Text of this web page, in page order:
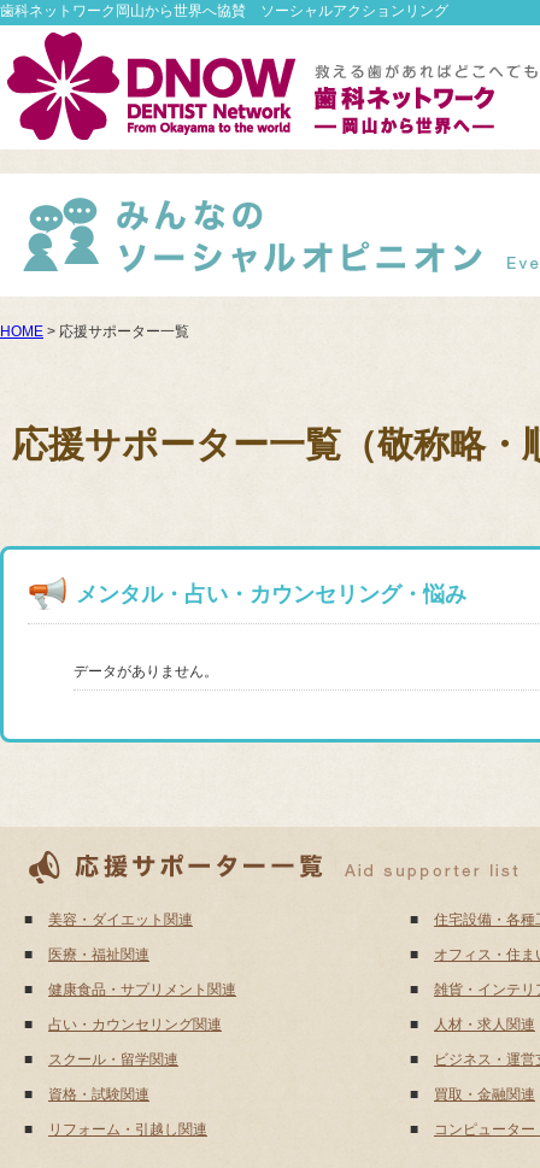
歯科ネットワーク岡山から世界へ協賛 ソーシャルアクションリング
HOME > 応援サポーター一覧
応援サポーター一覧（敬称略・
メンタル・占い・カウンセリング・悩み
データがありません。
美容・ダイエット関連
■
医療・福祉関連
■
健康食品・サプリメント関連
■
占い・カウンセリング関連
■
スクール・留学関連
■
資格・試験関連
■
リフォーム・引越し関連
■
住宅設備・各種
■
オフィス・住ま
■
雑貨・インテリ
■
人材・求人関連
■
ビジネス・運営
■
買取・金融関連
■
コンピュータ
■